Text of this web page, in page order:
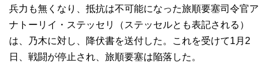
兵力も無くなり、抵抗は不可能になった旅順要塞司令官ア
ナトーリイ・ステッセリ（ステッセルとも表記される）
は、乃木に対し、降伏書を送付した。これを受けて1月2
日、戦闘が停止され、旅順要塞は陥落した。